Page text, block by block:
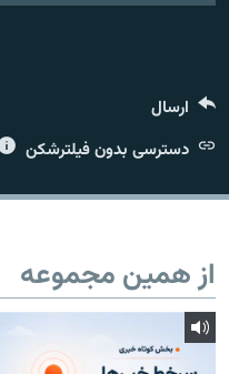
ارسال
دسترسی بدون فیلترشکن
از همین مجموعه